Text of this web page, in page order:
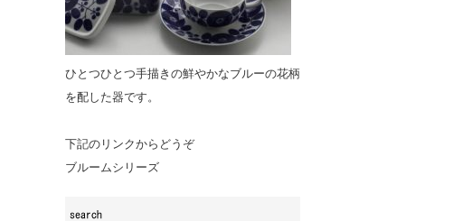
ひとつひとつ手描きの鮮やかなブルーの花柄
を配した器です。
下記のリンクからどうぞ
ブルームシリーズ